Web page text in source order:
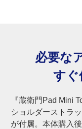
必要な
すぐ
『蔵衛門Pad Mini
ショルダーストラ
が付属。本体購入